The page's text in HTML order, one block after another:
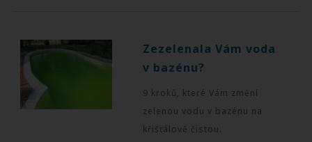
Zezelenala Vám voda
v bazénu?
9 kroků, které Vám změní
zelenou vodu v bazénu na
křišťálově čistou.